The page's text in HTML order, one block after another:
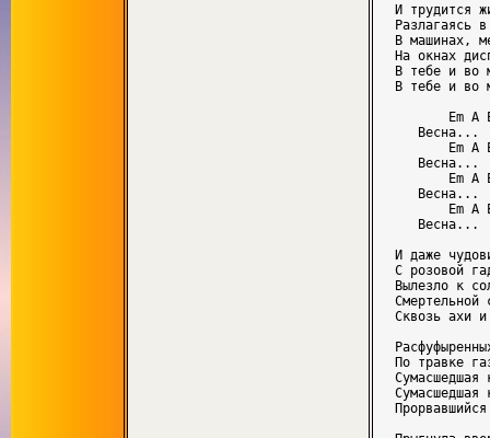
И трудится
Разлагаясь
В машинах,
На окнах
В тебе и
В тебе и
Em A
   Весна...
Em A
   Весна...
Em A
   Весна...
Em A
   Весна...
И даже
С розовой
Вылезло к
Смертельной
Сквозь ахи
По травке
Сумасшедшая